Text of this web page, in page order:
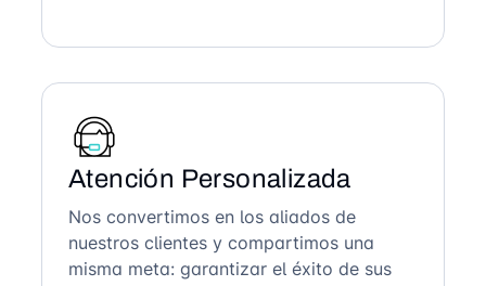
Atención Personalizada
Nos convertimos en los aliados de
nuestros clientes y compartimos una
misma meta: garantizar el éxito de sus